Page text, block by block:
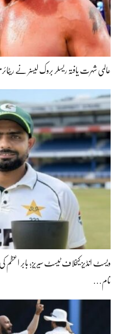
عالمی شہرت یافتہ ریسلر بروک لیسنر نے
ویسٹ انڈیز کیخلاف ٹیسٹ سیریز؛ بابر اعظم کی
نام…